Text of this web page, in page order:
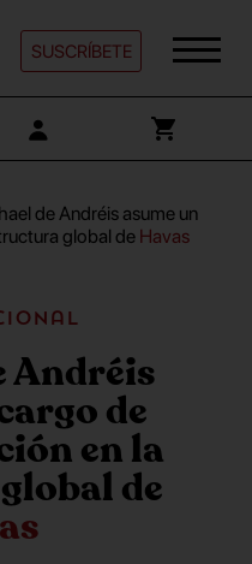
SUSCRÍBETE
de Andréis asume un
global de Havas
Andréis
de
en la
de